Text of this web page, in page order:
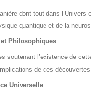
dont tout dans l’Univers
quantique et de la
Philosophiques :
soutenant l’existence de
de ces
Universelle :